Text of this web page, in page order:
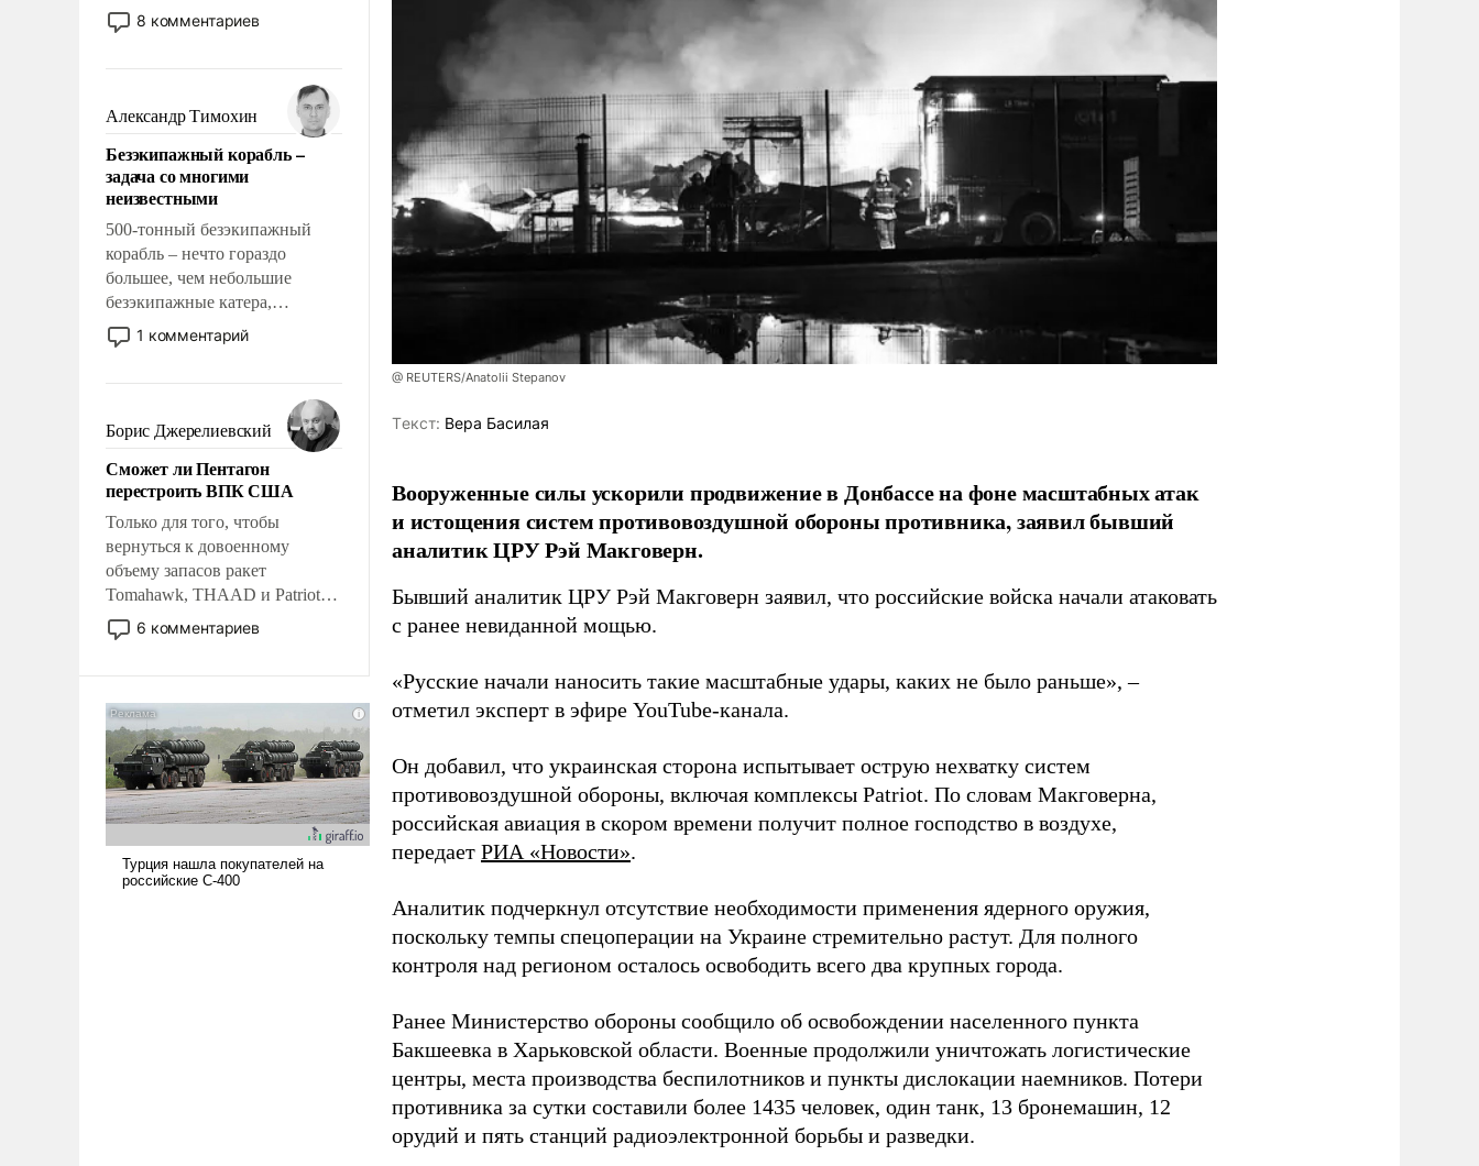
постепенно вытесняя и
отменяя традиционное
мужественным и твердым под
ударами судьбы, брать на себя
ответственность, помогать
слабым, идти вперед и
адаптироваться.
8 комментариев
Александр Тимохин
Безэкипажный корабль –
задача со многими
неизвестными
500-тонный безэкипажный
корабль – нечто гораздо
большее, чем небольшие
безэкипажные катера,
применение которых уже
стало обыденностью. Задача по
сложна и амбициозна. Однако
и ее реализация радикально
поднимет наши боевые
возможности.
1 комментарий
Борис Джерелиевский
Сможет ли Пентагон
перестроить ВПК США
Только для того, чтобы
вернуться к довоенному
объему запасов ракет
Tomahawk, THAAD и Patriot
США потребуется более трех
лет. Даже небольшая война с
Сложившаяся ситуация
означает многолетний период
уязвимости США, например,
перед Китаем.
6 комментариев
@ REUTERS/Anatolii Stepanov
Tекст: Вера Басилая
Вооруженные силы ускорили продвижение в Донбассе на фоне масштабных атак
и истощения систем противовоздушной обороны противника, заявил бывший
аналитик ЦРУ Рэй Макговерн.
Бывший аналитик ЦРУ Рэй Макговерн заявил, что российские войска начали атаковать
с ранее невиданной мощью.
«Русские начали наносить такие масштабные удары, каких не было раньше», –
отметил эксперт в эфире YouTube-канала.
Он добавил, что украинская сторона испытывает острую нехватку систем
противовоздушной обороны, включая комплексы Patriot. По словам Макговерна,
российская авиация в скором времени получит полное господство в воздухе,
передает РИА «Новости».
Аналитик подчеркнул отсутствие необходимости применения ядерного оружия,
поскольку темпы спецоперации на Украине стремительно растут. Для полного
контроля над регионом осталось освободить всего два крупных города.
Ранее Министерство обороны сообщило об освобождении населенного пункта
Бакшеевка в Харьковской области. Военные продолжили уничтожать логистические
центры, места производства беспилотников и пункты дислокации наемников. Потери
противника за сутки составили более 1435 человек, один танк, 13 бронемашин, 12
орудий и пять станций радиоэлектронной борьбы и разведки.